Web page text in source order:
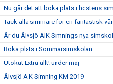
Nu går det att boka plats i höstens
Tack alla simmare för en fantastisk
Är du Älvsjö AIK Simnings nya
Boka plats i Sommarsimskolan
Utökat Extra allt! under maj
Älvsjö AIK Simning KM 2019